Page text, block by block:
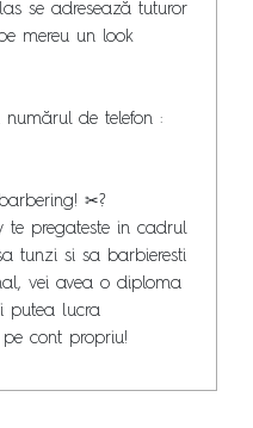
se adresează tuturor
mereu un look
de telefon :
✂?
te pregateste in cadrul
tunzi si sa barbieresti
vei avea o diploma
putea lucra
cont propriu!